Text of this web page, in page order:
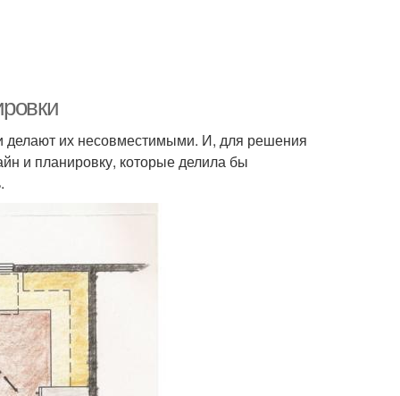
делают их несовместимыми. И, для решения
и планировку, которые делила бы